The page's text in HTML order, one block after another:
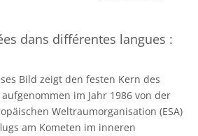
dans différentes langues :
Bild zeigt den festen Kern des
im Jahr 1986 von der
Weltraumorganisation (ESA)
am Kometen im inneren